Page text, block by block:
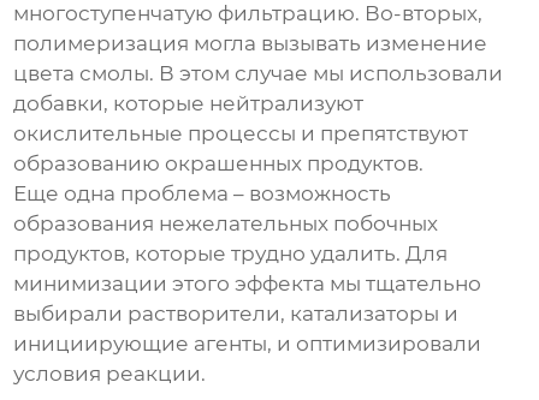
многоступенчатую фильтрацию. Во-вторых,
полимеризация могла вызывать изменение
цвета смолы. В этом случае мы использовали
добавки, которые нейтрализуют
окислительные процессы и препятствуют
образованию окрашенных продуктов.
Еще одна проблема – возможность
образования нежелательных побочных
продуктов, которые трудно удалить. Для
минимизации этого эффекта мы тщательно
выбирали растворители, катализаторы и
инициирующие агенты, и оптимизировали
условия реакции.